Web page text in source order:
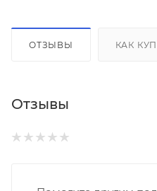
ОТЗЫВЫ КАК
Отзывы